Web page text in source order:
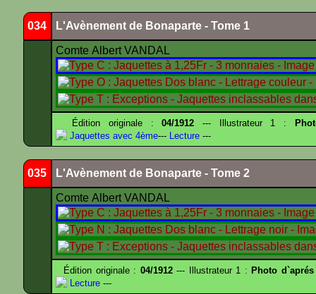
034 L'Avènement de Bonaparte - Tome 1
Comte Albert VANDAL
Édition originale :04/1912 --- Illustrateur 1 :
Jaquettes avec 4ème--- Lecture ---
035 L'Avènement de Bonaparte - Tome 2
Comte Albert VANDAL
Édition originale : 04/1912--- Illustrateur 1 : Photo
Lecture ---